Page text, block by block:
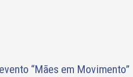
“Mães em Movimento”